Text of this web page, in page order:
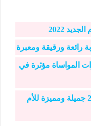
2022
رائعة ورقيقة ومعبرة
المواساة مؤثرة في
اجمل رسائل تهنئة عيد الام 2022 جميلة ومميزة للأم